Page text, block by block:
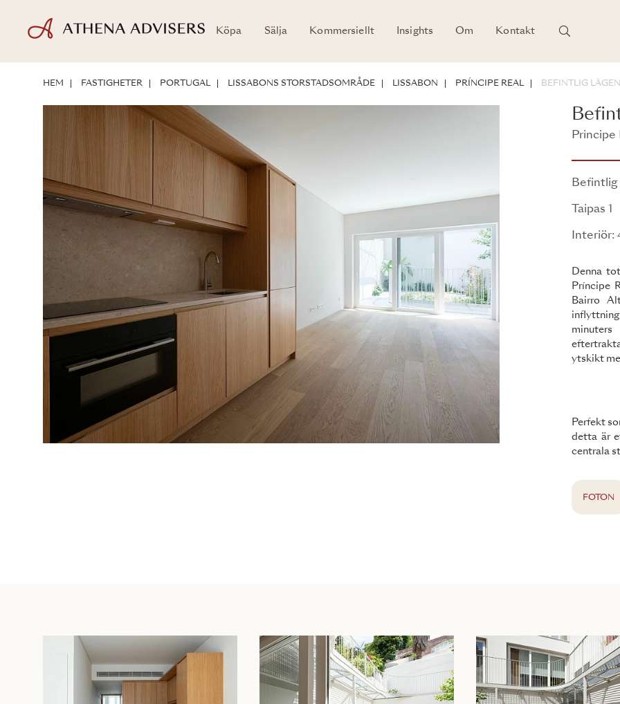
Köpa Sälja Kommersiellt Insights Om Kontakt
HEM FASTIGHETER PORTUGAL LISSABONS STORSTADSOMRÅDE LISSABON PRÍNCIPE REAL BEFINTLIG
Principe
Befintlig
Taipas 1
Interiör:
Denna
Príncipe
Bairro
ytskikt
Perfekt
detta är
centrala
FOTON